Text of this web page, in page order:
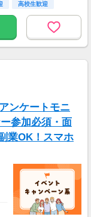
高校生歓迎
ンケートモニ
参加必須・面
業OK！スマホ